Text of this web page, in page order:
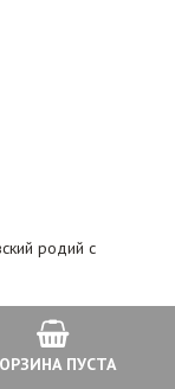
ПУСТА
родий с